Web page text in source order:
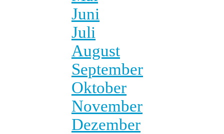
Juni
Juli
August
September
Oktober
November
Dezember